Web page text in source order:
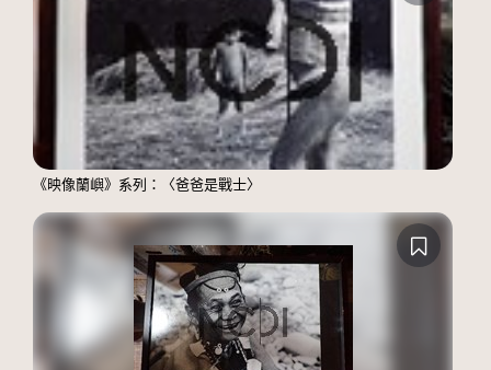
《映像蘭嶼》系列：〈爸爸是戰士〉